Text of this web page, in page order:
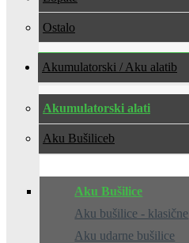
Ostalo
Akumulatorski / Aku alati
Akumulatorski alati
Aku Bušilice
Aku Bušilice
Aku bušilice - klasične
Aku udarne bušilice